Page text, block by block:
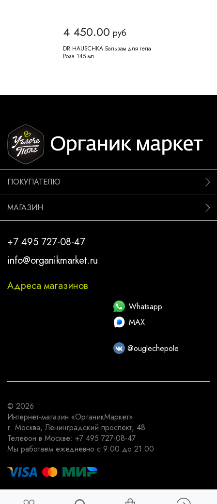
4 450.00 руб
DR HAUSCHKA Бальзам для тела
Роза 145 мл
ПОКУПАТЕЛЮ
МАГАЗИН
+7 495 727-08-47
info@organikmarket.ru
Адреса магазинов
Whatsapp
MAX
@ouglechepole
© 2026
Интернет-магазин «ОрганикМаркет»
г. Москва, Ленинградский проспект, 48
Телефон в Москве: +7 495 727-08-47
Мы работаем ежедневно с 9:00 до 21:00